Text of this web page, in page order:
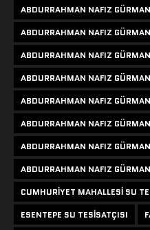
ABDURRAHMAN NAFIZ
ABDURRAHMAN NAFIZ
ABDURRAHMAN NAFIZ
ABDURRAHMAN NAFIZ
ABDURRAHMAN NAFIZ
ABDURRAHMAN NAFIZ
ABDURRAHMAN NAFIZ
ABDURRAHMAN NAFIZ
CUMHURIYET MAHALLESI SU
ESENTEPE SU TESISATÇISI